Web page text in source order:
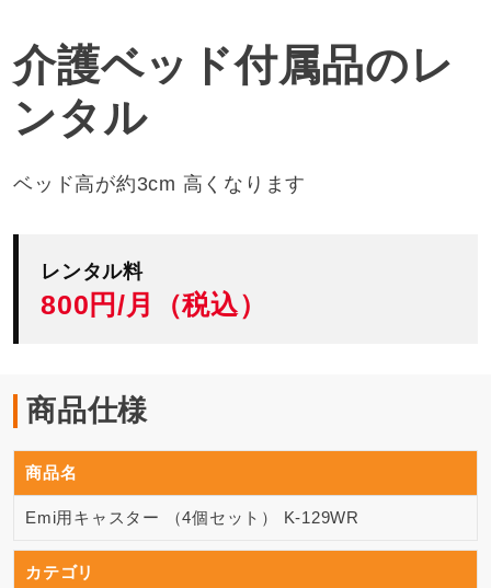
介護ベッド付属品のレ
ンタル
ベッド高が約3cm 高くなります
レンタル料
800円/月（税込）
商品仕様
商品名
Emi用キャスター （4個セット） K-129WR
カテゴリ